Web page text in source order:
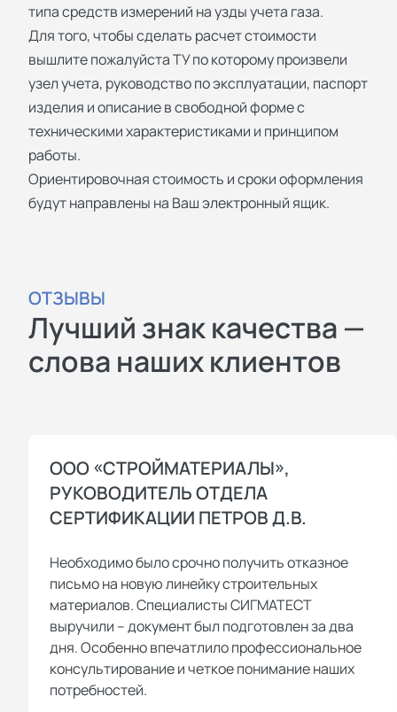
типа средств измерений на узды учета газа.
Для того, чтобы сделать расчет стоимости
вышлите пожалуйста ТУ по которому произвели
узел учета, руководство по эксплуатации, паспорт
изделия и описание в свободной форме с
техническими характеристиками и принципом
работы.
Ориентировочная стоимость и сроки оформления
будут направлены на Ваш электронный ящик.
ОТЗЫВЫ
Лучший знак качества —
слова наших клиентов
ООО «СТРОЙМАТЕРИАЛЫ»,
РУКОВОДИТЕЛЬ ОТДЕЛА
СЕРТИФИКАЦИИ ПЕТРОВ Д.В.
Необходимо было срочно получить отказное
письмо на новую линейку строительных
материалов. Специалисты СИГМАТЕСТ
выручили – документ был подготовлен за два
дня. Особенно впечатлило профессиональное
консультирование и четкое понимание наших
потребностей.